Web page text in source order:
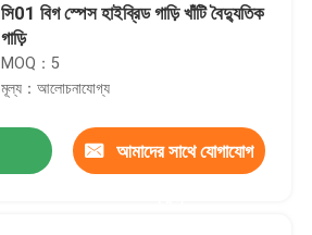
সি01 বিগ স্পেস হাইব্রিড গাড়ি খাঁটি বৈদ্যুতিক
গাড়ি
MOQ：5
মূল্য：আলোচনাযোগ্য
আমাদের সাথে যোগাযোগ